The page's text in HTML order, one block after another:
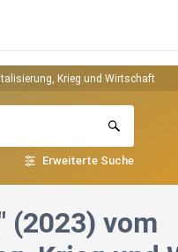
Krieg und Wirtschaft
Erweiterte Suche
(2023) vom